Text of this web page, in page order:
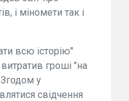
і міномети так і
всю історію"
гроші "на
у
свідчення